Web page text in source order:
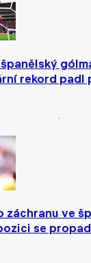
rekord padl
záchranu ve
se